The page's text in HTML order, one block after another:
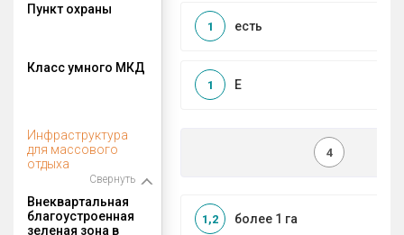
Пункт охраны
есть
1
Класс умного МКД
E
1
Инфраструктура
для массового
отдыха
Свернуть
4
Внеквартальная
благоустроенная
зеленая зона в
более 1 га
1,2